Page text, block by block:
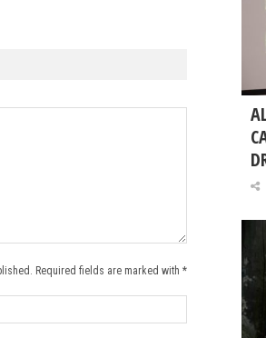
Required fields are marked with *